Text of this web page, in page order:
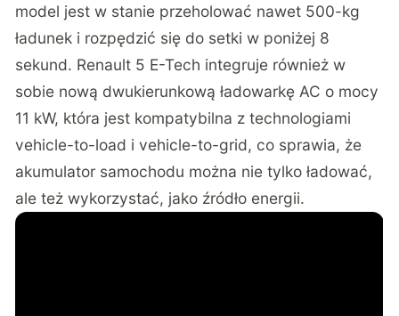
model jest w stanie przeholować nawet 500-kg
ładunek i rozpędzić się do setki w poniżej 8
sekund. Renault 5 E-Tech integruje również w
sobie nową dwukierunkową ładowarkę AC o mocy
11 kW, która jest kompatybilna z technologiami
vehicle-to-load i vehicle-to-grid, co sprawia, że
akumulator samochodu można nie tylko ładować,
ale też wykorzystać, jako źródło energii.